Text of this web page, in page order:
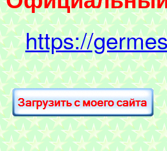
https://